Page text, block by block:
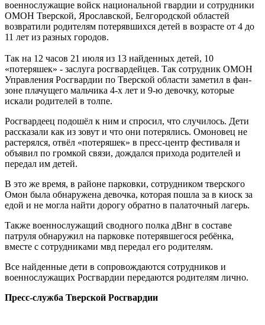
военнослужащие войск национальной гвардии и сотрудники
ОМОН Тверской, Ярославской, Белгородской областей
возвратили родителям потерявшихся детей в возрасте от 4 до
11 лет из разных городов.
Так на 12 часов 21 июля из 13 найденных детей, 10
«потеряшек» - заслуга росгвардейцев. Так сотрудник ОМОН
Управления Росгвардии по Тверской области заметил в фан-
зоне плачущего мальчика 4-х лет и 9-ю девочку, которые
искали родителей в толпе.
Росгвардеец подошёл к ним и спросил, что случилось. Дети
рассказали как из зовут и что они потерялись. Омоновец не
растерялся, отвёл «потеряшек» в пресс-центр фестиваля и
объявил по громкой связи, дождался прихода родителей и
передал им детей.
В это же время, в районе парковки, сотрудником тверского
Омон была обнаружена девочка, которая пошла за в киоск за
едой и не могла найти дорогу обратно в палаточный лагерь.
Также военнослужащий сводного полка дВнг в составе
патруля обнаружил на парковке потерявшегося ребёнка,
вместе с сотрудниками мвд передал его родителям.
Все найденные дети в сопровождаются сотрудников и
военнослужащих Росгвардии передаются родителям лично.
Пресс-служба Тверской Росгвардии